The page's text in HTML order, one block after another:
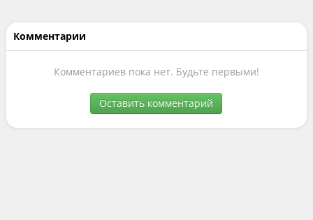
Комментарии
Комментариев пока нет. Будьте первыми!
Оставить комментарий